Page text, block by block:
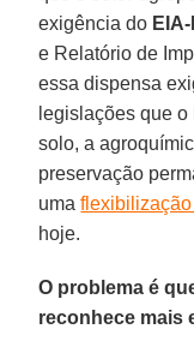
exigência do
e Relatório de
essa dispensa
legislações que
solo, a
preservação
uma
hoje.
O problema é
reconhece mais